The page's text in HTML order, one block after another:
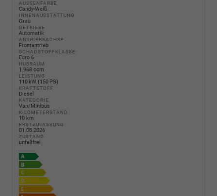
AUSSENFARBE
Candy-Weiß
INNENAUSSTATTUNG
Grau
GETRIEBE
Automatik
ANTRIEBSACHSE
Frontantrieb
SCHADSTOFFKLASSE
Euro 6
HUBRAUM
1.968 ccm
LEISTUNG
110 kW (150 PS)
KRAFTSTOFF
Diesel
KATEGORIE
Van/Minibus
KILOMETERSTAND
10 km
ERSTZULASSUNG
01.08.2026
ZUSTAND
unfallfrei